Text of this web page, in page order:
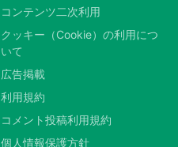
コンテンツ二次利用
クッキー（Cookie）の利用につ
いて
広告掲載
利用規約
コメント投稿利用規約
個人情報保護方針